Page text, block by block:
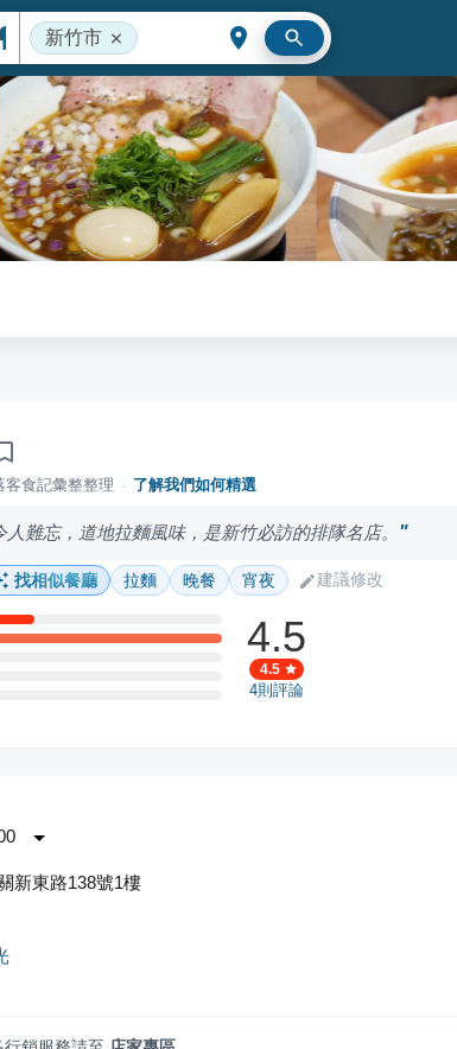
新竹市
客食記彙整整理 · 了解我們如何精選
難忘，道地拉麵風味，是新竹必訪的排隊名店。
找相似餐廳 拉麵 晚餐 宵夜 建議修改
4.5
4.5
4則評論
新東路138號1樓